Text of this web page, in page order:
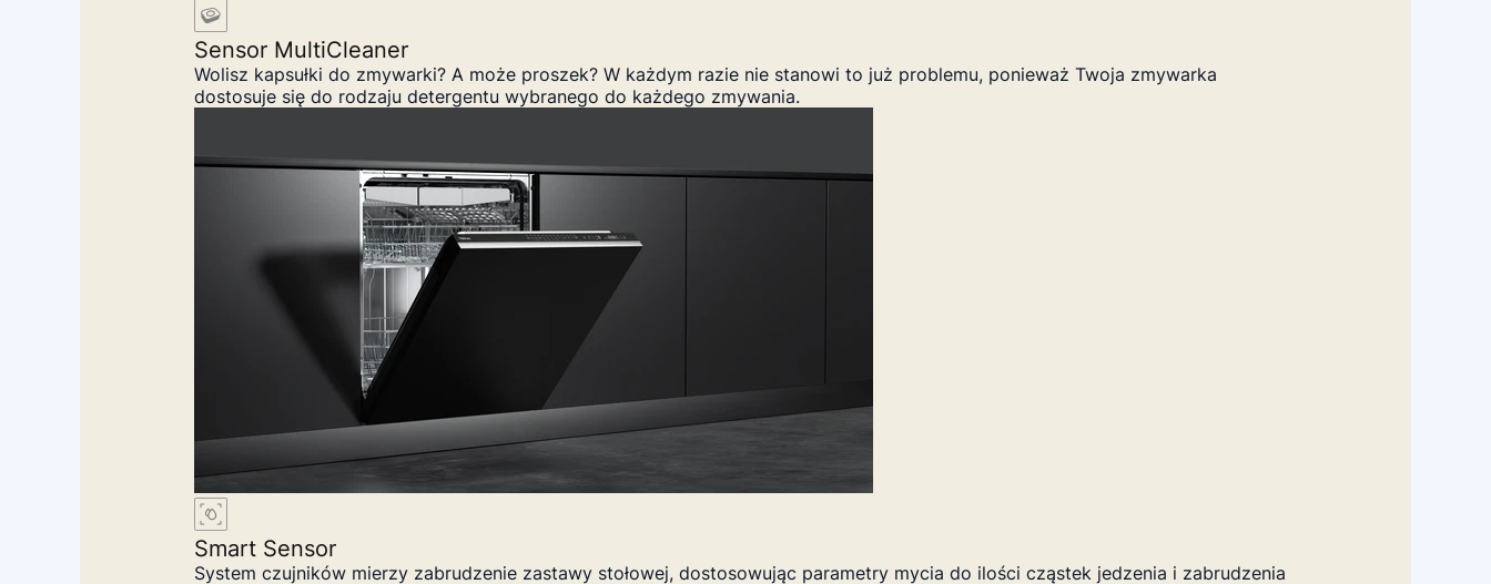
Sensor MultiCleaner
Wolisz kapsułki do zmywarki? A może proszek? W każdym razie nie stanowi to już problemu, ponieważ Twoja zmywarka
dostosuje się do rodzaju detergentu wybranego do każdego zmywania.
Smart Sensor
System czujników mierzy zabrudzenie zastawy stołowej, dostosowując parametry mycia do ilości cząstek jedzenia i zabrudzenia